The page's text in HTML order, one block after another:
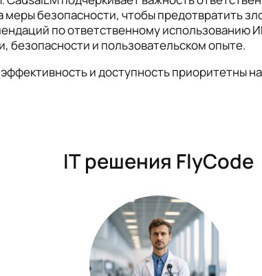
безопасности, чтобы предотвратить
по ответственному использованию
безопасности и пользовательском опыте.
и доступность приоритетны
IT решения FlyCode